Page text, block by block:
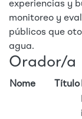
experiencias y
monitoreo y
públicos que
agua.
Orador/a
Nome Título